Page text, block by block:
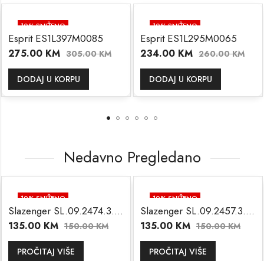
10% SNIŽENO
Esprit ES1L397M0085
275.00 KM 305.00KM
DODAJ U KORPU
10% SNIŽENO
Esprit ES1L295M0065
234.00 KM 260.00KM
DODAJ U KORPU
Nedavno Pregledano
10% SNIŽENO
NEMA NA STANJU
Slazenger SL.09.2474.3.04
135.00 KM 150.00KM
PROČITAJ VIŠE
10% SNIŽENO
NEMA NA STANJU
Slazenger SL.09.2457.3.05
135.00 KM 150.00KM
PROČITAJ VIŠE